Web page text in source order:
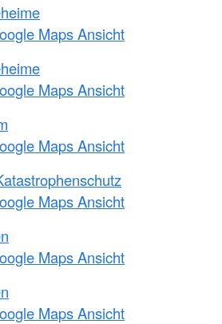
Maps Ansicht
Maps Ansicht
Maps Ansicht
Maps Ansicht
Maps Ansicht
Maps Ansicht